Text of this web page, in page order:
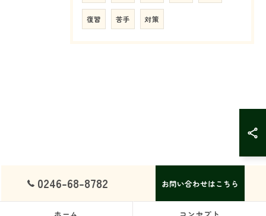
復習 苦手 対策
0246-68-8782 お問い合わせはこちら